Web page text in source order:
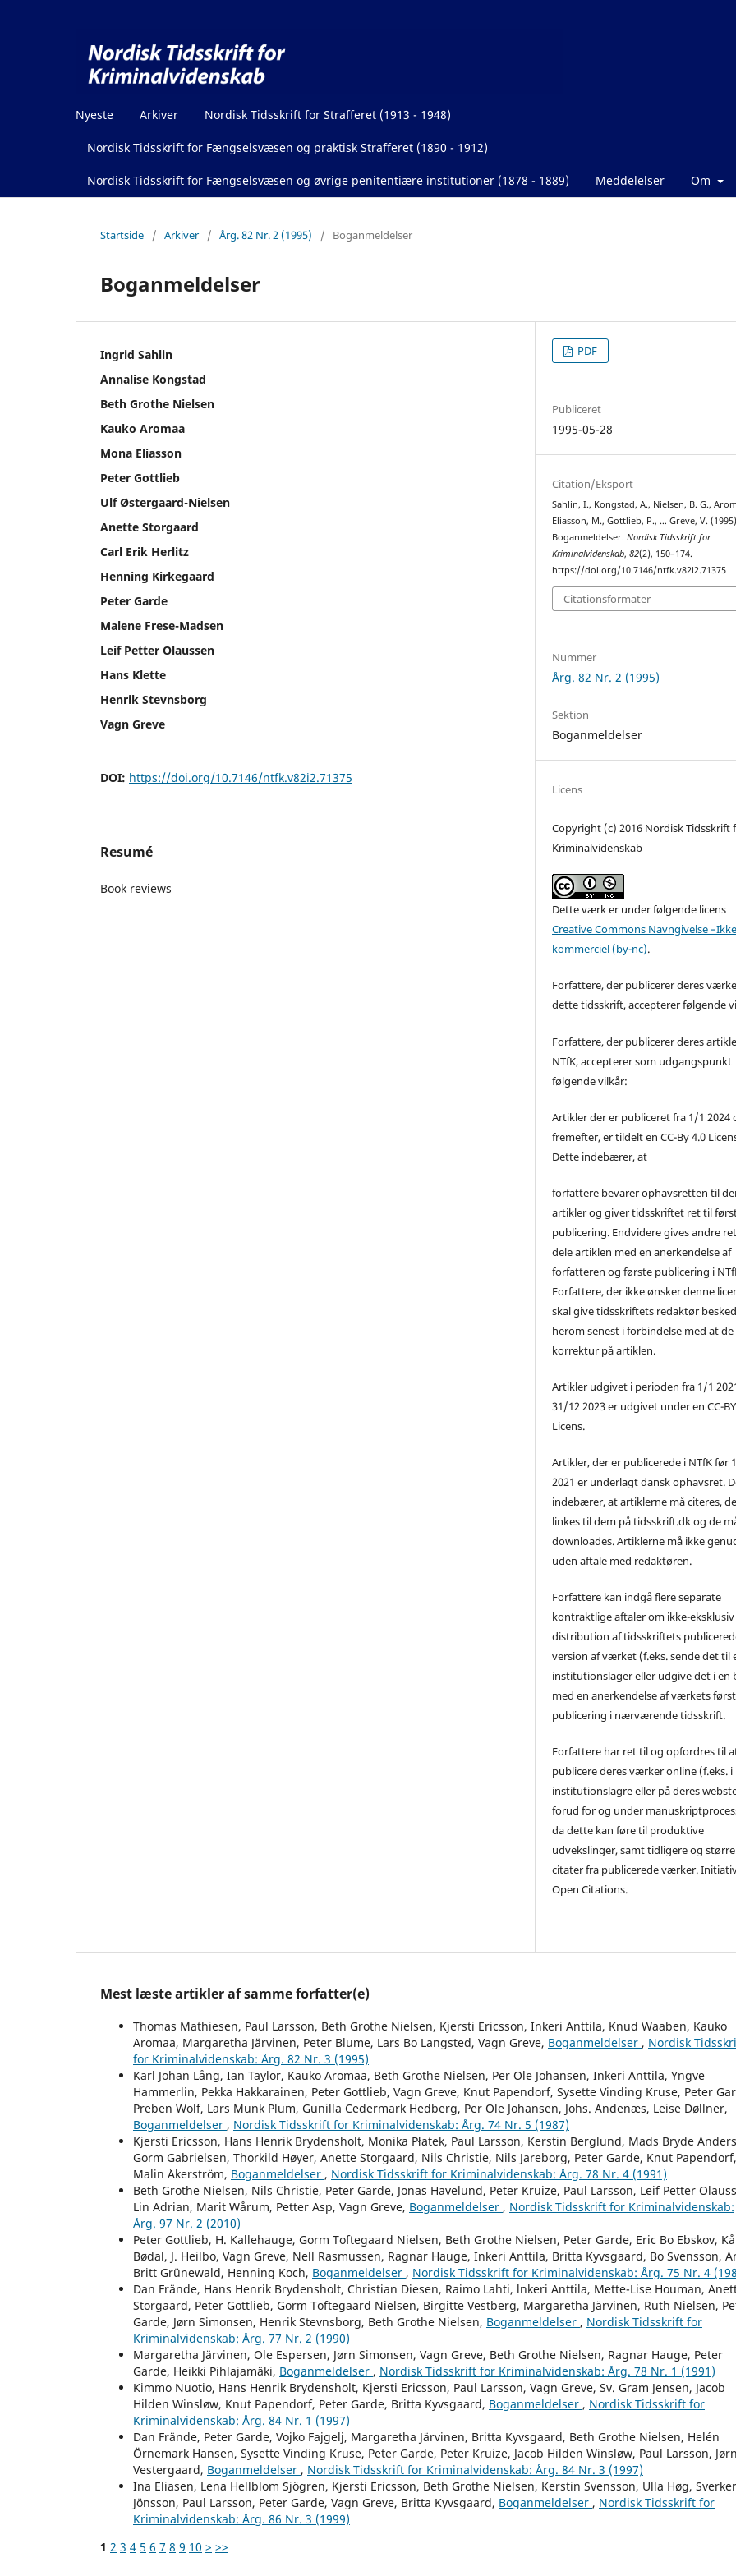
Nyeste Arkiver Nordisk Tidsskrift for Strafferet (1913 - 1948)
Nordisk Tidsskrift for Fængselsvæsen og praktisk Strafferet (1890 - 1912)
Nordisk Tidsskrift for Fængselsvæsen og øvrige penitentiære institutioner (1878 - 1889) Meddelelser Om
Startside / Arkiver / Årg. 82 Nr. 2 (1995) / Boganmeldelser
Boganmeldelser
Ingrid Sahlin
Annalise Kongstad
Beth Grothe Nielsen
Kauko Aromaa
Mona Eliasson
Peter Gottlieb
Ulf Østergaard-Nielsen
Anette Storgaard
Carl Erik Herlitz
Henning Kirkegaard
Peter Garde
Malene Frese-Madsen
Leif Petter Olaussen
Hans Klette
Henrik Stevnsborg
Vagn Greve
DOI: https://doi.org/10.7146/ntfk.v82i2.71375
Resumé
Book reviews
PDF
Publiceret
1995-05-28
Citation/Eksport
Sahlin, I., Kongstad, A., Nielsen, B. G.,
Eliasson, M., Gottlieb, P., … Greve, V.
Boganmeldelser.Nordisk Tidsskrift for
Kriminalvidenskab,82(2), 150–174.
https://doi.org/10.7146/ntfk.v82i2.71375
Citationsformater
Nummer
Årg. 82 Nr. 2 (1995)
Sektion
Boganmeldelser
Licens
Copyright (c) 2016 Nordisk Tidsskrift
Kriminalvidenskab
Dette værk er under følgende licens
Creative Commons Navngivelse
kommerciel (by-nc).
Forfattere, der publicerer deres
dette tidsskrift, accepterer følgende
Forfattere, der publicerer deres
NTfK, accepterer som udgangspunkt
følgende vilkår:
Artikler der er publiceret fra 1/1 2024
fremefter, er tildelt en CC-By 4.0
Dette indebærer, at
forfattere bevarer ophavsretten til
artikler og giver tidsskriftet ret til
publicering. Endvidere gives andre
dele artiklen med en anerkendelse af
forfatteren og første publicering i
Forfattere, der ikke ønsker denne
skal give tidsskriftets redaktør besked
herom senest i forbindelse med at
korrektur på artiklen.
Artikler udgivet i perioden fra 1/1
31/12 2023 er udgivet under en CC-
Licens.
Artikler, der er publicerede i NTfK før
2021 er underlagt dansk ophavsret.
indebærer, at artiklerne må citeres,
linkes til dem på tidsskrift.dk og de
downloades. Artiklerne må ikke
uden aftale med redaktøren.
Forfattere kan indgå flere separate
kontraktlige aftaler om ikke-eksklusiv
distribution af tidsskriftets
version af værket (f.eks. sende det til
institutionslager eller udgive det i en
med en anerkendelse af værkets
publicering i nærværende tidsskrift.
Forfattere har ret til og opfordres til
publicere deres værker online (f.eks. i
institutionslagre eller på deres
forud for og under
da dette kan føre til produktive
udvekslinger, samt tidligere og større
citater fra publicerede værker.
Open Citations.
Mest læste artikler af samme forfatter(e)
Thomas Mathiesen, Paul Larsson, Beth Grothe Nielsen, Kjersti Ericsson, Inkeri Anttila, Knud Waaben, Kauko
Aromaa, Margaretha Järvinen, Peter Blume, Lars Bo Langsted, Vagn Greve, Boganmeldelser , Nordisk
for Kriminalvidenskab: Årg. 82 Nr. 3 (1995)
Karl Johan Lång, Ian Taylor, Kauko Aromaa, Beth Grothe Nielsen, Per Ole Johansen, Inkeri Anttila, Yngve
Hammerlin, Pekka Hakkarainen, Peter Gottlieb, Vagn Greve, Knut Papendorf, Sysette Vinding Kruse, Peter
Preben Wolf, Lars Munk Plum, Gunilla Cedermark Hedberg, Per Ole Johansen, Johs. Andenæs, Leise Døllner,
Boganmeldelser , Nordisk Tidsskrift for Kriminalvidenskab: Årg. 74 Nr. 5 (1987)
Kjersti Ericsson, Hans Henrik Brydensholt, Monika Płatek, Paul Larsson, Kerstin Berglund, Mads Bryde
Gorm Gabrielsen, Thorkild Høyer, Anette Storgaard, Nils Christie, Nils Jareborg, Peter Garde, Knut Papendorf,
Malin Åkerström, Boganmeldelser , Nordisk Tidsskrift for Kriminalvidenskab: Årg. 78 Nr. 4 (1991)
Beth Grothe Nielsen, Nils Christie, Peter Garde, Jonas Havelund, Peter Kruize, Paul Larsson, Leif Petter
Lin Adrian, Marit Wårum, Petter Asp, Vagn Greve, Boganmeldelser , Nordisk Tidsskrift for Kriminalvidenskab:
Årg. 97 Nr. 2 (2010)
Peter Gottlieb, H. Kallehauge, Gorm Toftegaard Nielsen, Beth Grothe Nielsen, Peter Garde, Eric Bo Ebskov,
Bødal, J. Heilbo, Vagn Greve, Nell Rasmussen, Ragnar Hauge, Inkeri Anttila, Britta Kyvsgaard, Bo Svensson,
Britt Grünewald, Henning Koch, Boganmeldelser , Nordisk Tidsskrift for Kriminalvidenskab: Årg. 75 Nr. 4
Dan Frände, Hans Henrik Brydensholt, Christian Diesen, Raimo Lahti, lnkeri Anttila, Mette-Lise Houman,
Storgaard, Peter Gottlieb, Gorm Toftegaard Nielsen, Birgitte Vestberg, Margaretha Järvinen, Ruth Nielsen,
Garde, Jørn Simonsen, Henrik Stevnsborg, Beth Grothe Nielsen, Boganmeldelser , Nordisk Tidsskrift for
Kriminalvidenskab: Årg. 77 Nr. 2 (1990)
Margaretha Järvinen, Ole Espersen, Jørn Simonsen, Vagn Greve, Beth Grothe Nielsen, Ragnar Hauge, Peter
Garde, Heikki Pihlajamäki, Boganmeldelser , Nordisk Tidsskrift for Kriminalvidenskab: Årg. 78 Nr. 1 (1991)
Kimmo Nuotio, Hans Henrik Brydensholt, Kjersti Ericsson, Paul Larsson, Vagn Greve, Sv. Gram Jensen, Jacob
Hilden Winsløw, Knut Papendorf, Peter Garde, Britta Kyvsgaard, Boganmeldelser , Nordisk Tidsskrift for
Kriminalvidenskab: Årg. 84 Nr. 1 (1997)
Dan Frände, Peter Garde, Vojko Fajgelj, Margaretha Järvinen, Britta Kyvsgaard, Beth Grothe Nielsen, Helén
Örnemark Hansen, Sysette Vinding Kruse, Peter Garde, Peter Kruize, Jacob Hilden Winsløw, Paul Larsson, Jørn
Vestergaard, Boganmeldelser , Nordisk Tidsskrift for Kriminalvidenskab: Årg. 84 Nr. 3 (1997)
Ina Eliasen, Lena Hellblom Sjögren, Kjersti Ericsson, Beth Grothe Nielsen, Kerstin Svensson, Ulla Høg, Sverker
Jönsson, Paul Larsson, Peter Garde, Vagn Greve, Britta Kyvsgaard, Boganmeldelser , Nordisk Tidsskrift for
Kriminalvidenskab: Årg. 86 Nr. 3 (1999)
1 2 3 4 5 6 7 8 9 10 > >>